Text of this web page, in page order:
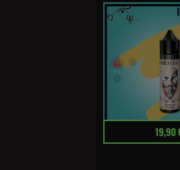
19,90